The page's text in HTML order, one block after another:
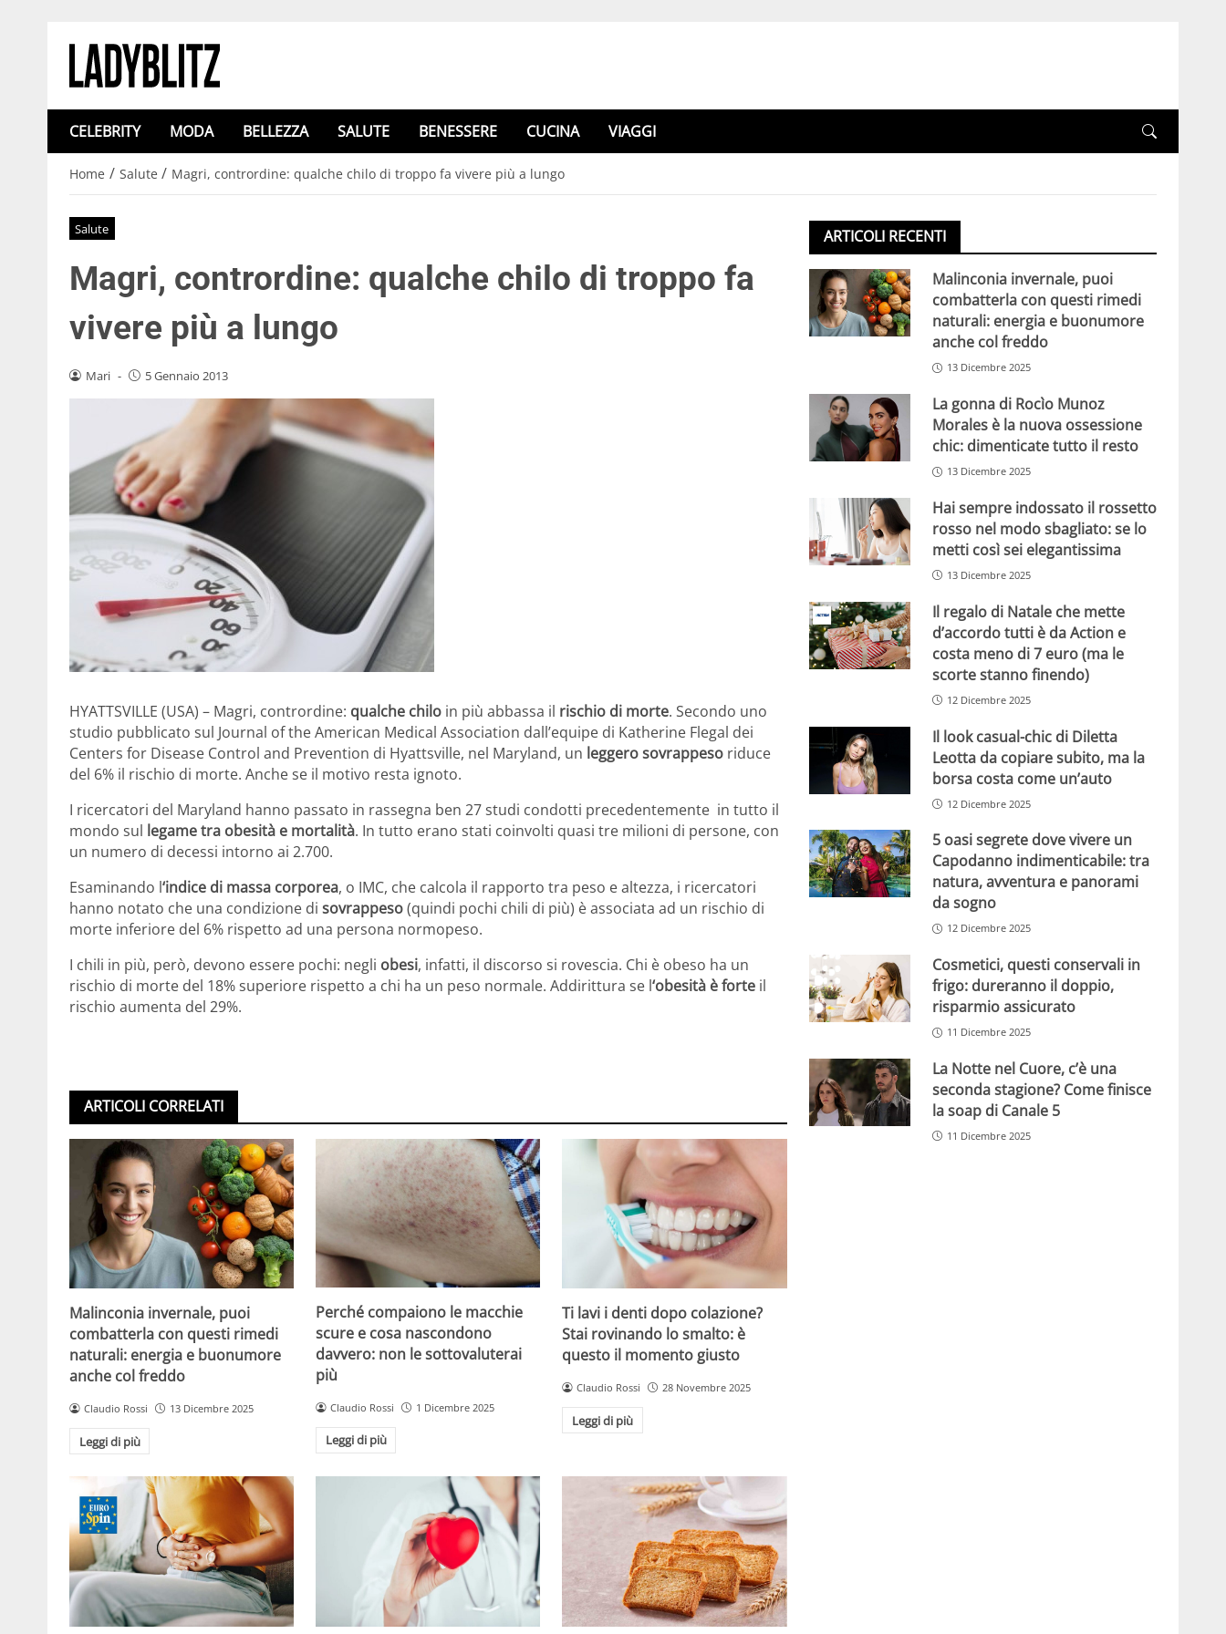
CELEBRITY MODA BELLEZZA SALUTE BENESSERE CUCINA VIAGGI
Home / Salute / Magri, contrordine: qualche chilo di troppo fa vivere più a lungo
Salute
Magri, contrordine: qualche chilo di troppo fa
vivere più a lungo
Mari - 5 Gennaio 2013
HYATTSVILLE (USA) – Magri, contrordine: qualche chilo in più abbassa il rischio di morte. Secondo uno
studio pubblicato sul Journal of the American Medical Association dall’equipe di Katherine Flegal dei
Centers for Disease Control and Prevention di Hyattsville, nel Maryland, un leggero sovrappeso riduce
del 6% il rischio di morte. Anche se il motivo resta ignoto.
I ricercatori del Maryland hanno passato in rassegna ben 27 studi condotti precedentemente in tutto il
mondo sul legame tra obesità e mortalità. In tutto erano stati coinvolti quasi tre milioni di persone, con
un numero di decessi intorno ai 2.700.
Esaminando l‘indice di massa corporea, o IMC, che calcola il rapporto tra peso e altezza, i ricercatori
hanno notato che una condizione di sovrappeso(quindi pochi chili di più) è associata ad un rischio di
morte inferiore del 6% rispetto ad una persona normopeso.
I chili in più, però, devono essere pochi: negli obesi, infatti, il discorso si rovescia. Chi è obeso ha un
rischio di morte del 18% superiore rispetto a chi ha un peso normale. Addirittura se l‘obesità è forte il
rischio aumenta del 29%.
ARTICOLI CORRELATI
Malinconia invernale, puoi
combatterla con questi rimedi
naturali: energia e buonumore
anche col freddo
Claudio Rossi 13 Dicembre 2025
Leggi di più
Perché compaiono le macchie
scure e cosa nascondono
davvero: non le sottovaluterai
più
Claudio Rossi 1 Dicembre 2025
Leggi di più
Ti lavi i denti dopo colazione?
Stai rovinando lo smalto: è
questo il momento giusto
Claudio Rossi 28 Novembre 2025
Leggi di più
ARTICOLI RECENTI
Malinconia invernale, puoi
combatterla con questi rimedi
naturali: energia e buonumore
anche col freddo
13 Dicembre 2025
La gonna di Rocìo Munoz
Morales è la nuova ossessione
chic: dimenticate tutto il resto
13 Dicembre 2025
Hai sempre indossato il rossetto
rosso nel modo sbagliato: se lo
metti così sei elegantissima
13 Dicembre 2025
Il regalo di Natale che mette
d’accordo tutti è da Action e
costa meno di 7 euro (ma le
scorte stanno finendo)
12 Dicembre 2025
Il look casual-chic di Diletta
Leotta da copiare subito, ma la
borsa costa come un’auto
12 Dicembre 2025
5 oasi segrete dove vivere un
Capodanno indimenticabile: tra
natura, avventura e panorami
da sogno
12 Dicembre 2025
Cosmetici, questi conservali in
frigo: dureranno il doppio,
risparmio assicurato
11 Dicembre 2025
La Notte nel Cuore, c’è una
seconda stagione? Come finisce
la soap di Canale 5
11 Dicembre 2025